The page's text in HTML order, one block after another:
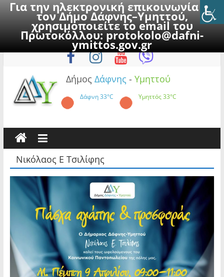
Για την ηλεκτρονική επικοινωνία με
τον Δήμο Δάφνης–Υμηττού,
χρησιμοποιείτε το email του
Πρωτοκόλλου:protokolo@dafni-
ymittos.gov.gr
to
Κυριακή, 9 Αυγούστου 2026
Δήμος Δάφνης - Υμηττού
Δάφνη33°C Υμηττός33°C
Νικόλαος Ε Τσιλίφης